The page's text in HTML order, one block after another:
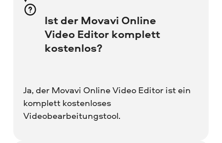
Ist der Movavi Online
Video Editor komplett
kostenlos?
Ja, der Movavi Online Video Editor ist ein
komplett kostenloses
Videobearbeitungstool.